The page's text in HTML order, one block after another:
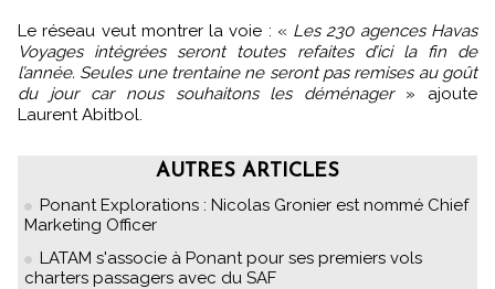
Le réseau veut montrer la voie : « Les 230 agences Havas
Voyages intégrées seront toutes refaites d’ici la fin de
l’année. Seules une trentaine ne seront pas remises au goût
du jour car nous souhaitons les déménager » ajoute
Laurent Abitbol.
AUTRES ARTICLES
Ponant Explorations : Nicolas Gronier est nommé Chief
Marketing Officer
LATAM s'associe à Ponant pour ses premiers vols
charters passagers avec du SAF